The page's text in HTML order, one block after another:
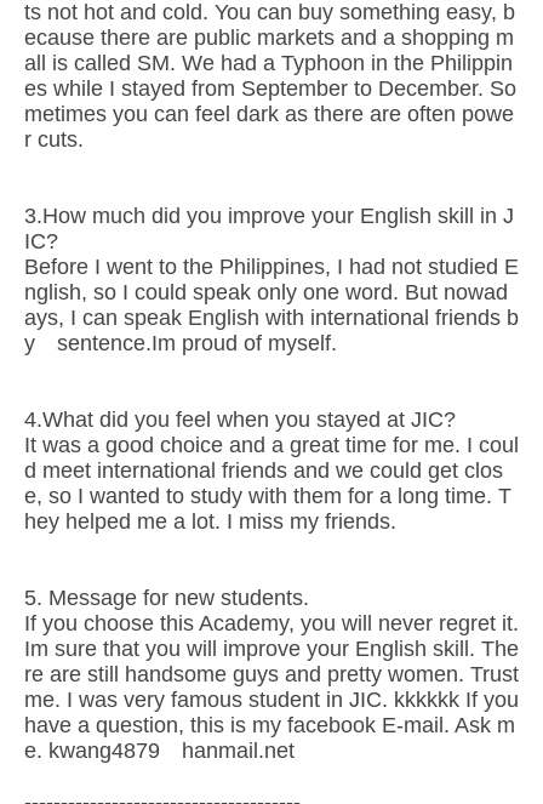
ts not hot and cold. You can buy something easy, b
ecause there are public markets and a shopping m
all is called SM. We had a Typhoon in the Philippin
es while I stayed from September to December. So
metimes you can feel dark as there are often powe
r cuts.
3.How much did you improve your English skill in J
IC?
Before I went to the Philippines, I had not studied E
nglish, so I could speak only one word. But nowad
ays, I can speak English with international friends b
y sentence.Im proud of myself.
4.What did you feel when you stayed at JIC?
It was a good choice and a great time for me. I coul
d meet international friends and we could get clos
e, so I wanted to study with them for a long time. T
hey helped me a lot. I miss my friends.
5. Message for new students.
If you choose this Academy, you will never regret it.
Im sure that you will improve your English skill. The
re are still handsome guys and pretty women. Trust
me. I was very famous student in JIC. kkkkkk If you
have a question, this is my facebook E-mail. Ask m
e. kwang4879 hanmail.net